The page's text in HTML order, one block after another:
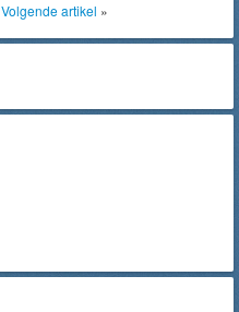
Volgende artikel »